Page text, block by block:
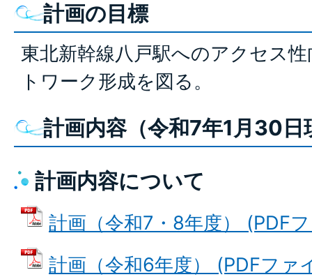
計画の目標
東北新幹線八戸駅へのアクセス
トワーク形成を図る。
計画内容（令和7年1月30日
計画内容について
計画（令和7・8年度） (PDF
計画（令和6年度） (PDFファ